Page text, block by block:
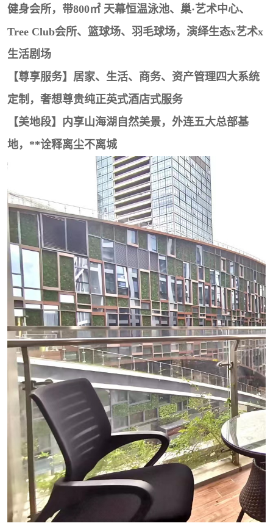
健身会所，带800㎡ 天幕恒温泳池、巢·艺术中心、
Tree Club会所、篮球场、羽毛球场，演绎生态x艺术x
生活剧场
【尊享服务】居家、生活、商务、资产管理四大系统
定制，奢想尊贵纯正英式酒店式服务
【美地段】内享山海湖自然美景，外连五大总部基
地，**诠释离尘不离城